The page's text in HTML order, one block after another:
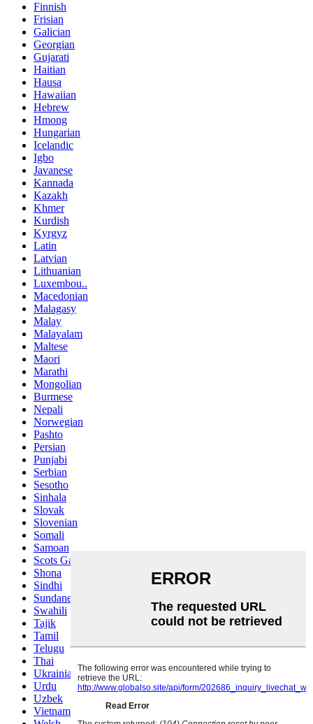
Finnish
Frisian
Galician
Georgian
Gujarati
Haitian
Hausa
Hawaiian
Hebrew
Hmong
Hungarian
Icelandic
Igbo
Javanese
Kannada
Kazakh
Khmer
Kurdish
Kyrgyz
Latin
Latvian
Lithuanian
Luxembou..
Macedonian
Malagasy
Malay
Malayalam
Maltese
Maori
Marathi
Mongolian
Burmese
Nepali
Norwegian
Pashto
Persian
Punjabi
Serbian
Sesotho
Sinhala
Slovak
Slovenian
Somali
Samoan
Scots Gaelic
Shona
Sindhi
Sundanese
Swahili
Tajik
Tamil
Telugu
Thai
Ukrainian
Urdu
Uzbek
Vietnamese